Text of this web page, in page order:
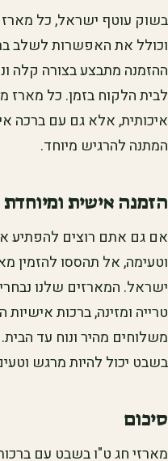
בשוק עוטף ישראל, כל
וכולל את האפשרות לשלב
ההזמנה מתבצע בצורה קלה
לבית הלקוח בזמן. כל
איכותית, אלא גם עם ברכה
המתנה להרגיש מיוחד.
הזמנה אישית ומיוחדת
אם גם אתם רוצים להפתיע
וטעימה, אל תהססו להזמין
ישראל. המארזים שלנו
טרייה ומזינה, ברכות
משלוחים מהיר ונוח עד
בשבט יכול להיות מרגש
סיכום
מארזי חג ט"ו בשבט עם